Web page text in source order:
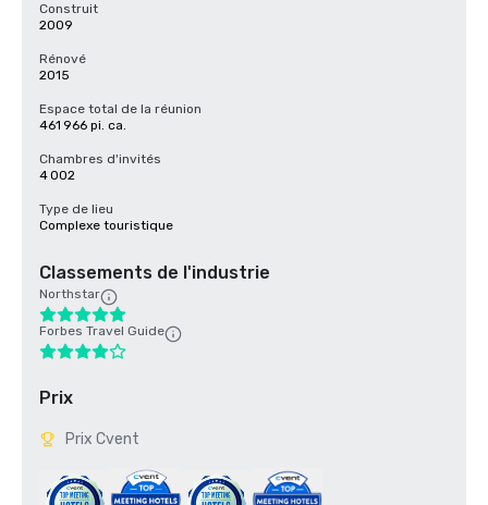
Construit
2009
Rénové
2015
Espace total de la réunion
461 966 pi. ca.
Chambres d'invités
4 002
Type de lieu
Complexe touristique
Classements de l'industrie
Northstar
Forbes Travel Guide
Prix
Prix Cvent